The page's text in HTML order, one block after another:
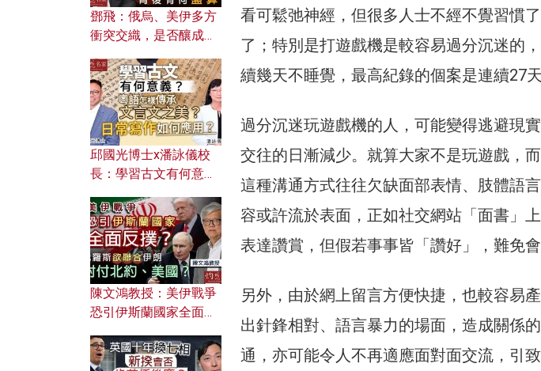
看可鬆弛神經，但很多人士不經不覺習慣
了；特別是打遊戲機是較容易過分沉迷的
續幾天不睡覺，最高紀錄的個案是連續27
過分沉迷玩遊戲機的人，可能變得逃避現
交往的日漸減少。就算大家不是玩遊戲，
這種溝通方式往往欠缺面部表情、肢體語
容或許流於表面，正如社交網站「面書」
表達讚賞，但假若事事皆「讚好」，難免會
另外，由於網上留言方便快捷，也較容易
出針鋒相對、語言暴力的場面，造成關係
通，亦可能令人不再適應面對面交流，引
鄧飛：俄烏、美伊多方
衝突交織，是否釀成世
風險攻擊美軍，背後有
何盤算？
邱國光博士x潘詠儀校
長：學習古文有何意
文之美？ 日常寫作如何
應用？
陳文鴻教授：美伊戰爭
恐引伊斯蘭國家全面反
對付北約美國？